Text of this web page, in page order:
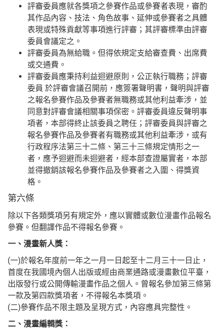
評審委員應就各獎項之參賽作品或參賽者表現，審酌
其作品內容、技法、角色故事、延伸或參賽者之具體
表現或特殊貢獻等事項進行評審；其評審標準由評審
委員會議定之。
評審委員為無給職。但得依規定支給審查費、出席費
或交通費。
評審委員應秉持利益迴避原則，公正執行職務；評審
委員 於評審會議召開前，應簽署聲明書，聲明與評審
之報名參賽作品及參賽者無職務或其他利益牽涉，並
同意對評審會議相關事項保密。評審委員違反聲明事
項者，本部得終止該委員之聘任；評審委員與評審之
報名參賽作品及參賽者有職務或其他利益牽涉，或有
行政程序法第三十二條、第三十三條規定情形之一
者，應予迴避而未迴避者，經本部查證屬實者，本部
並得撤銷該報名參賽作品及參賽者之入圍、得獎資
格。
第六條
除以下各類獎項另有規定外，應以實體或數位漫畫作品報名
參賽。但翻譯作品不得報名參賽。
一、漫畫新人獎：
(一)於報名年度前一年之一月一日起至十二月三十一日止，
首度在我國境內個人出版或經由商業通路或漫畫數位平臺，
出版發行或公開傳輸漫畫作品之個人。曾報名參加第三條第
一款及第四款獎項者，不得報名本獎項。
(二)參賽作品不限主題及呈現方式，內容應具完整性。
二、漫畫編輯獎：